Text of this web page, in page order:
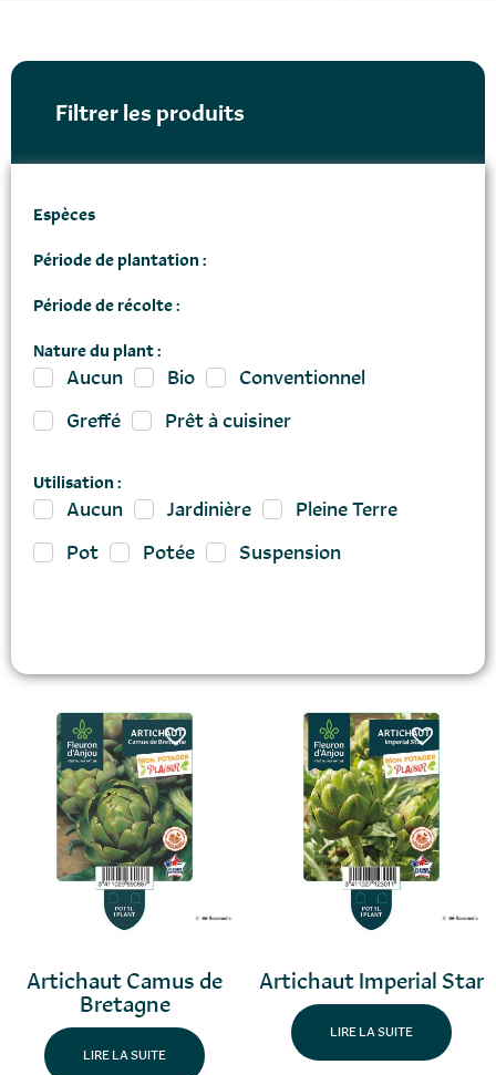
Filtrer les produits
Espèces
Période de plantation :
Période de récolte :
Nature du plant :
Aucun Bio
Conventionnel
Greffé
Prêt à cuisiner
Utilisation :
Aucun Jardinière
Pleine Terre
Pot
Potée Suspension
Artichaut Camus de
Bretagne
LIRE LA SUITE
Artichaut Imperial Star
LIRE LA SUITE